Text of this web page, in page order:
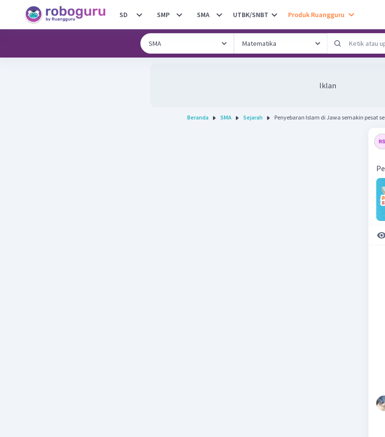
SD SMP SMA UTBK/SNBT Produk Ruangguru
Iklan
Beranda SMA Sejarah Penyebaran Islam di Jawa semakin pesat